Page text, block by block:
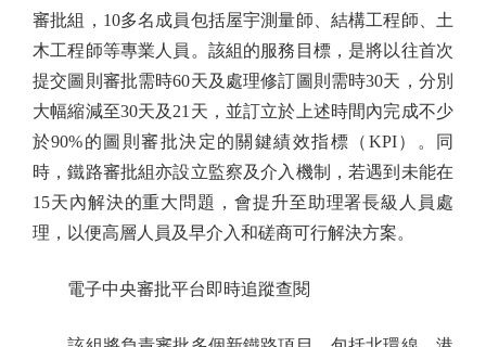
審批組，10多名成員包括屋宇測量師、結構工程師、土
木工程師等專業人員。該組的服務目標，是將以往首次
提交圖則審批需時60天及處理修訂圖則需時30天，分別
大幅縮減至30天及21天，並訂立於上述時間內完成不少
於90%的圖則審批決定的關鍵績效指標（KPI）。同
時，鐵路審批組亦設立監察及介入機制，若遇到未能在
15天內解決的重大問題，會提升至助理署長級人員處
理，以便高層人員及早介入和磋商可行解決方案。
電子中央審批平台即時追蹤查閱